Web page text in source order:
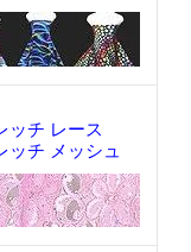
チ レース
チ メッシュ